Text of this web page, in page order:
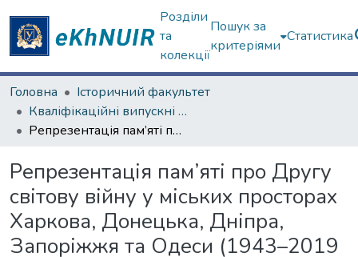
Розділи
та
колекції
Пошук за
критеріями
Статистика
Головна
Історичний факультет
Кваліфікаційні випускні роботи бакалаврів. Історичний факультет
Репрезентація пам’яті про Другу світову війну у міських просторах Харкова, Донецька, Дніпра, Запоріжжя та Одеси (1943–2019 рр.)
Репрезентація пам’яті про Другу
світову війну у міських просторах
Харкова, Донецька, Дніпра,
Запоріжжя та Одеси (1943–2019